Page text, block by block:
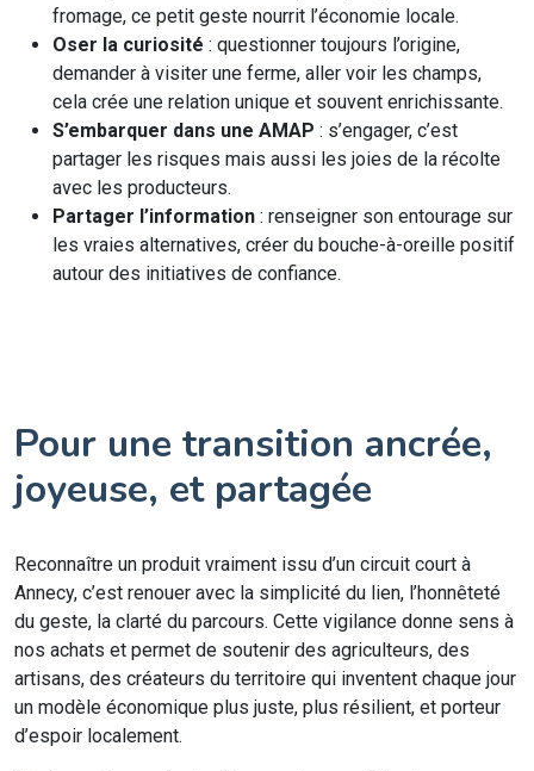
fromage, ce petit geste nourrit l’économie locale.
Oser la curiosité : questionner toujours l’origine,
demander à visiter une ferme, aller voir les champs,
cela crée une relation unique et souvent enrichissante.
S’embarquer dans une AMAP : s’engager, c’est
partager les risques mais aussi les joies de la récolte
avec les producteurs.
Partager l’information : renseigner son entourage sur
les vraies alternatives, créer du bouche-à-oreille positif
autour des initiatives de confiance.
Pour une transition ancrée,
joyeuse, et partagée
Reconnaître un produit vraiment issu d’un circuit court à
Annecy, c’est renouer avec la simplicité du lien, l’honnêteté
du geste, la clarté du parcours. Cette vigilance donne sens à
nos achats et permet de soutenir des agriculteurs, des
artisans, des créateurs du territoire qui inventent chaque jour
un modèle économique plus juste, plus résilient, et porteur
d’espoir localement.